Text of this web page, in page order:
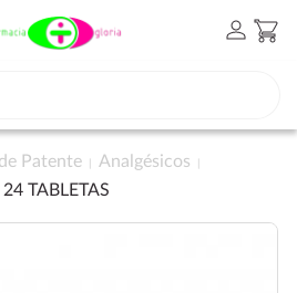
person shopping_cart
Patente
Analgésicos
TABLETAS